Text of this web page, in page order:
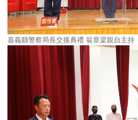
嘉義縣警察局長交接典禮 翁章梁親自主持